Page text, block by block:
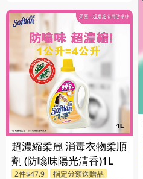
超濃縮柔麗 消毒衣物柔順
劑 (防噏味陽光清香)1L
2件$47.9 指定分類送贈品